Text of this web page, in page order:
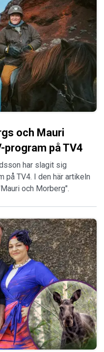
och Mauri
program på TV4
har slagit sig
på TV4. I den här artikeln
och Morberg".